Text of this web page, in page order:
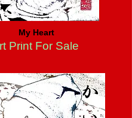
My Heart
Print For Sale